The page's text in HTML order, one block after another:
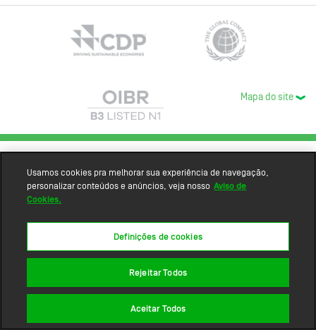
Mapa do site
Usamos cookies pra melhorar sua experiência de navegação,
personalizar conteúdos e anúncios, veja nosso Aviso de
Cookies.
Definições de cookies
Rejeitar Todos
Aceitar Todos